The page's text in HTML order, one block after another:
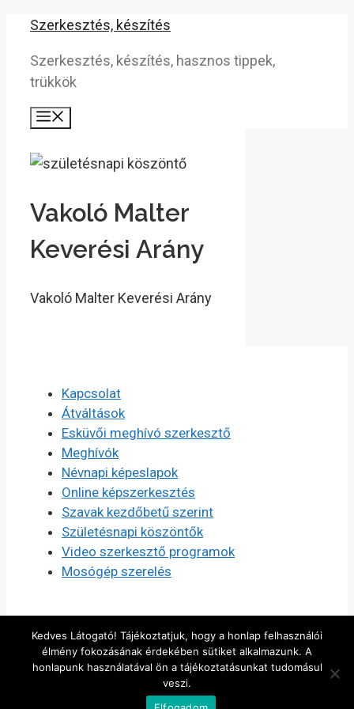
Kilépés
tartalomba
Szerkesztés, készítés
Szerkesztés, készítés, hasznos tippek,
trükkök
Vakoló Malter
Keverési Arány
Vakoló Malter Keverési Arány
Kapcsolat
Átváltások
Esküvői meghívó szerkesztő
Meghívók
Névnapi képeslapok
Online képszerkesztés
Szavak kezdőbetű szerint
Születésnapi köszöntők
Video szerkesztő programok
Mosógép szerelés
© 2026 Szerkesztés, készítés
Kedves Látogató! Tájékoztatjuk, hogy a honlap felhasználói
élmény fokozásának érdekében sütiket alkalmazunk. A
honlapunk használatával ön a tájékoztatásunkat tudomásul
veszi.